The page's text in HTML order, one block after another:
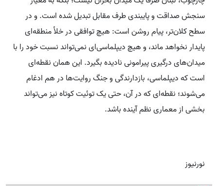
سنجش صداقت و پایبندی طرف مقابل تبدیل شده است. و در
سطح کلان‌تر، پیام روشن است: هیچ توافقی در خلأ منطقه‌ای
پایدار نخواهد ماند، و هیچ دیپلماسی‌ای نمی‌تواند نسبت خود را با
میدان‌های درگیری پیرامونی نادیده بگیرد. این همان نقطه‌ای
است که دیپلماسی، بازدارندگی و جنگ روایت‌ها در هم ادغام
می‌شوند؛ نقطه‌ای که در آن، حتی یک توئیت کوتاه نیز می‌تواند
بخشی از معماری نظم آینده باشد.
نورنیوز